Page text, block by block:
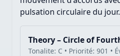
pulsation circulaire du jour.
Theory – Circle of
Tonalite: C • Priorité: 901 •